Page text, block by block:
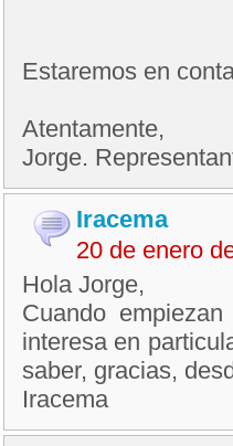
Estaremos en
Atentamente,
Jorge.
Iracema
20 de enero
Hola Jorge,
Cuando
interesa en
saber, gracias,
Iracema